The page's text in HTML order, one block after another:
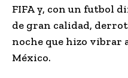
FIFA y, con un futbol
de gran calidad,
noche que hizo vibrar
México.